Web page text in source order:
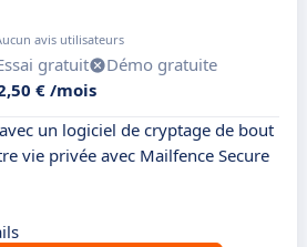
avis utilisateurs
gratuit
Démo gratuite
€ /mois
un logiciel de cryptage de bout
vie privée avec Mailfence Secure